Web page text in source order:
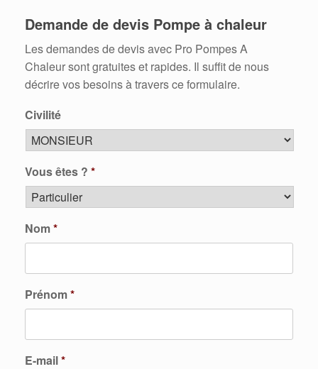
Demande de devis Pompe à chaleur
Les demandes de devis avec Pro Pompes A
Chaleur sont gratuites et rapides. Il suffit de nous
décrire vos besoins à travers ce formulaire.
Civilité
Vous êtes ? *
Nom*
Prénom*
E-mail*